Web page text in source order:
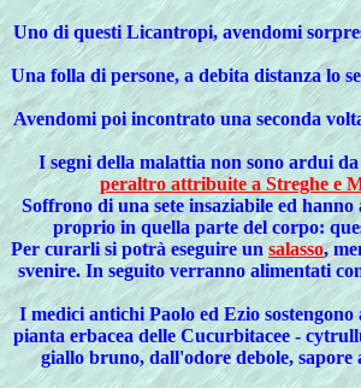
Uno di questi Licantropi, avendomi
Una folla di persone, a debita distanza lo
Avendomi poi incontrato una seconda
I segni della malattia non sono ardui
peraltro attribuite a Streghe e
Soffrono di una sete insaziabile ed
proprio in quella parte del corpo:
Per curarli si potrà eseguire unsalasso,
svenire. In seguito verranno alimentati
I medici antichi Paolo ed Ezio
pianta erbacea delle Cucurbitacee -
giallo bruno, dall'odore debole,